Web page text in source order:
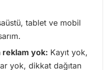
tablet ve mobil
reklam yok: Kayıt yok,
yok, dikkat dağıtan